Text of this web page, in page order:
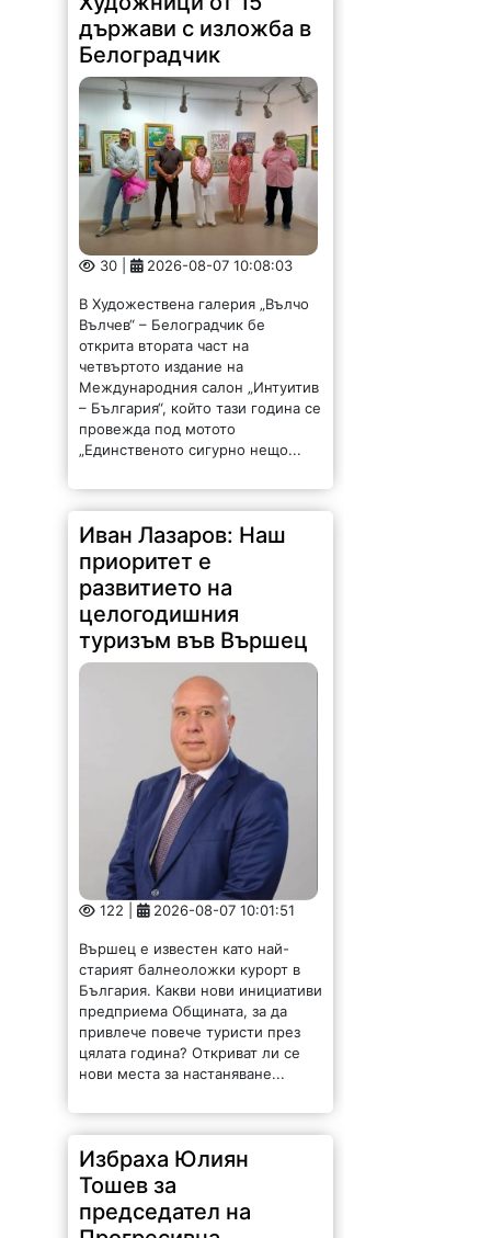
30 | 2026-08-07 10:08:03
В Художествена галерия „Вълчо
Вълчев“ – Белоградчик бе
открита втората част на
четвъртото издание на
– България“, който тази година се
провежда под мотото
„Единственото сигурно нещо...
Иван Лазаров: Наш
приоритет е
развитието на
целогодишния
туризъм във Вършец
122 | 2026-08-07 10:01:51
Вършец е известен като най-
старият балнеоложки курорт в
България. Какви нови инициативи
предприема Общината, за да
цялата година? Откриват ли се
нови места за настаняване...
Избраха Юлиян
Тошев за
председател на
Прогресивна
България в Козлодуй